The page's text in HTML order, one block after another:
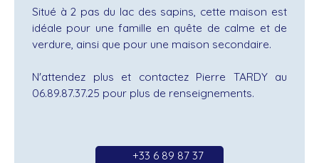
Situé à 2 pas du lac des sapins, cette maison est
idéale pour une famille en quête de calme et de
verdure, ainsi que pour une maison secondaire.
N'attendez plus et contactez Pierre TARDY au
06.89.87.37.25 pour plus de renseignements.
+33 6 89 87 37